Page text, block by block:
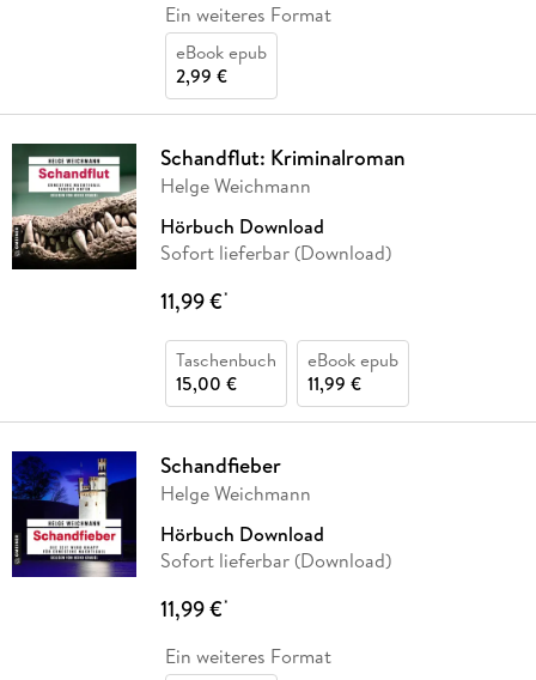
Ein weiteres Format
eBook epub
2,99 €
Schandflut: Kriminalroman
Helge Weichmann
Hörbuch Download
Sofort lieferbar (Download)
11,99 €*
Taschenbuch
15,00 €
eBook epub
11,99 €
Schandfieber
Helge Weichmann
Hörbuch Download
Sofort lieferbar (Download)
11,99 €*
Ein weiteres Format